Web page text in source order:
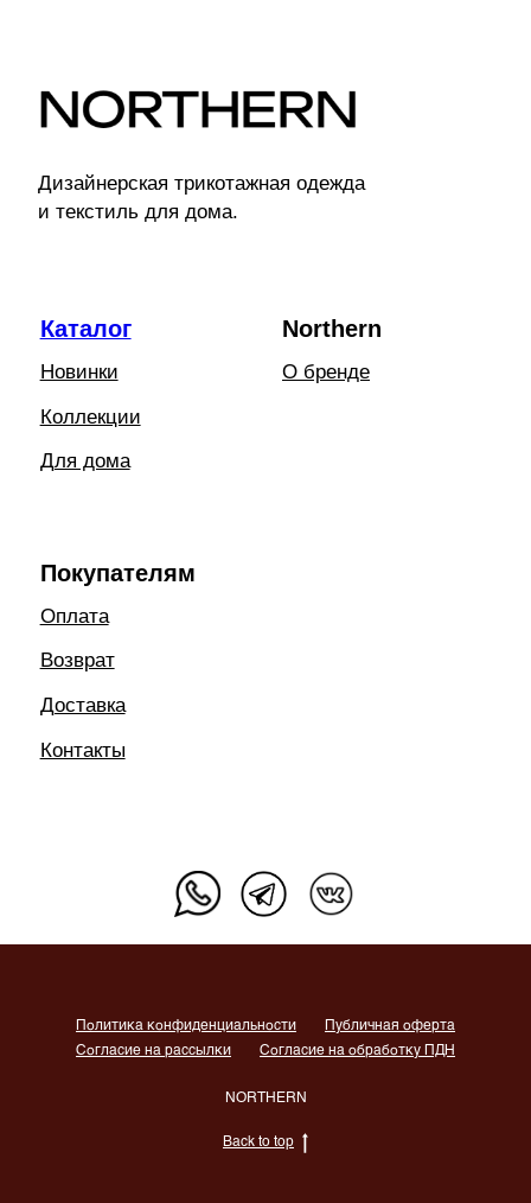
Политика конфиденциальности
Публичная оферта
Согласие на рассылки
Согласие на обработку ПДН
NORTHERN
Back to top